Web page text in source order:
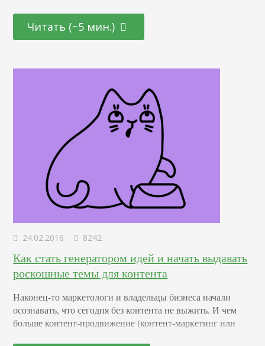
до сих пор. Многие уверены, что чем частотность ниже,
тем дешевле будет стоимость перехода по данному
эффекта: если там дешево, то и я туда пойду. Но ведь
Читать (~5 мин.)
24.02.2016 8242
Как стать генератором идей и начать выдавать
роскошные темы для контента
Наконец-то маркетологи и владельцы бизнеса начали
осознавать, что сегодня без контента не выжить. И чем
больше контент-продвижение (контент-маркетинг или